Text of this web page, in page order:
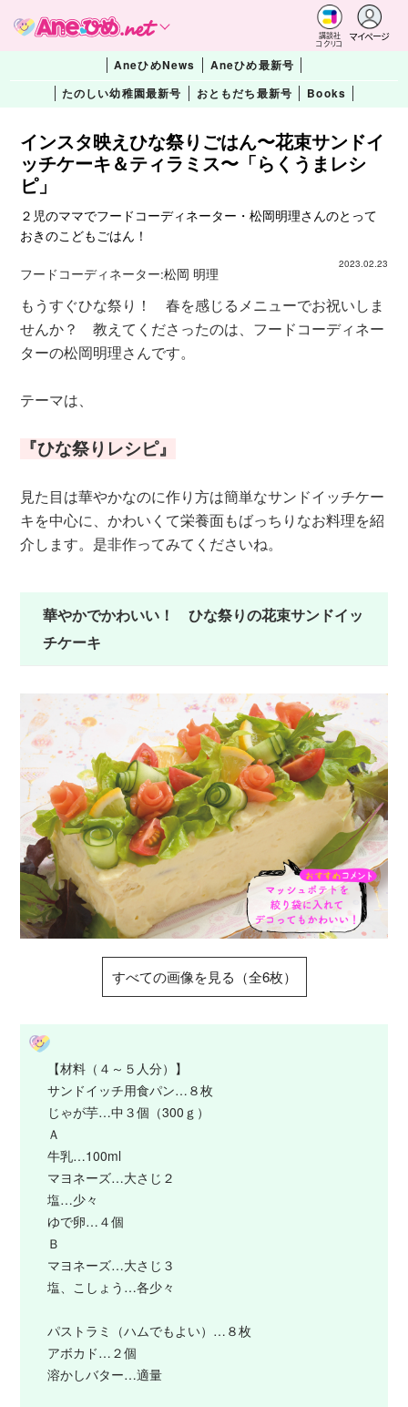
講談社
コクリコ
マイページ
AneひめNews
Aneひめ最新号
たのしい幼稚園最新号
おともだち最新号 Books
インスタ映えひな祭りごはん〜花束サンドイ
ッチケーキ＆ティラミス〜「らくうまレシ
ピ」
２児のママでフードコーディネーター・松岡明理さんのとって
おきのこどもごはん！
2023.02.23
フードコーディネーター:松岡 明理
もうすぐひな祭り！ 春を感じるメニューでお祝いしま
せんか？ 教えてくださったのは、フードコーディネー
ターの松岡明理さんです。
テーマは、
『ひな祭りレシピ』
見た目は華やかなのに作り方は簡単なサンドイッチケー
キを中心に、かわいくて栄養面もばっちりなお料理を紹
介します。是非作ってみてくださいね。
華やかでかわいい！ ひな祭りの花束サンドイッ
チケーキ
すべての画像を見る（全6枚）
【材料（４～５人分）】
サンドイッチ用食パン…８枚
じゃが芋…中３個（300ｇ）
Ａ
牛乳…100ml
マヨネーズ…大さじ２
塩…少々
ゆで卵…４個
Ｂ
マヨネーズ…大さじ３
塩、こしょう…各少々
パストラミ（ハムでもよい）…８枚
アボカド…２個
溶かしバター…適量